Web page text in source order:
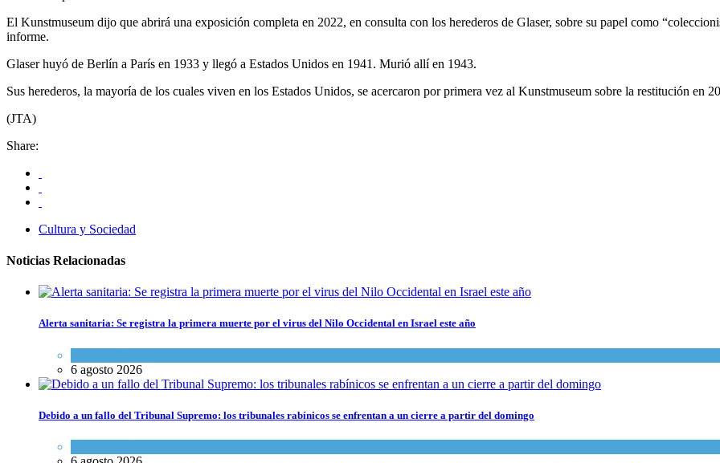
El Kunstmuseum dijo que abrirá una exposición completa en 2022, en consulta con los herederos de Glaser, sobre su papel como
informe.
Glaser huyó de Berlín a París en 1933 y llegó a Estados Unidos en 1941. Murió allí en 1943.
Sus herederos, la mayoría de los cuales viven en los Estados Unidos, se acercaron por primera vez al Kunstmuseum sobre la restitución en
(JTA)
Share:
Cultura y Sociedad
Noticias Relacionadas
Alerta sanitaria: Se registra la primera muerte por el virus del Nilo Occidental en Israel este año
6 agosto 2026
Debido a un fallo del Tribunal Supremo: los tribunales rabínicos se enfrentan a un cierre a partir del domingo